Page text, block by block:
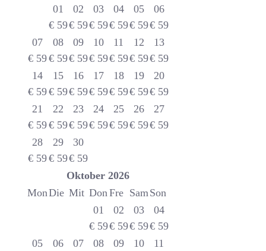
01
€ 59
02
€ 59
03
€ 59
04
€ 59
05
€ 59
06
€ 59
07
€ 59
08
€ 59
09
€ 59
10
€ 59
11
€ 59
12
€ 59
13
€ 59
14
€ 59
15
€ 59
16
€ 59
17
€ 59
18
€ 59
19
€ 59
20
€ 59
21
€ 59
22
€ 59
23
€ 59
24
€ 59
25
€ 59
26
€ 59
27
€ 59
28
€ 59
29
€ 59
30
€ 59
Oktober 2026
MonDie Mit DonFre SamSon
01
€ 59
02
€ 59
03
€ 59
04
€ 59
05
06
07
08
09
10
11